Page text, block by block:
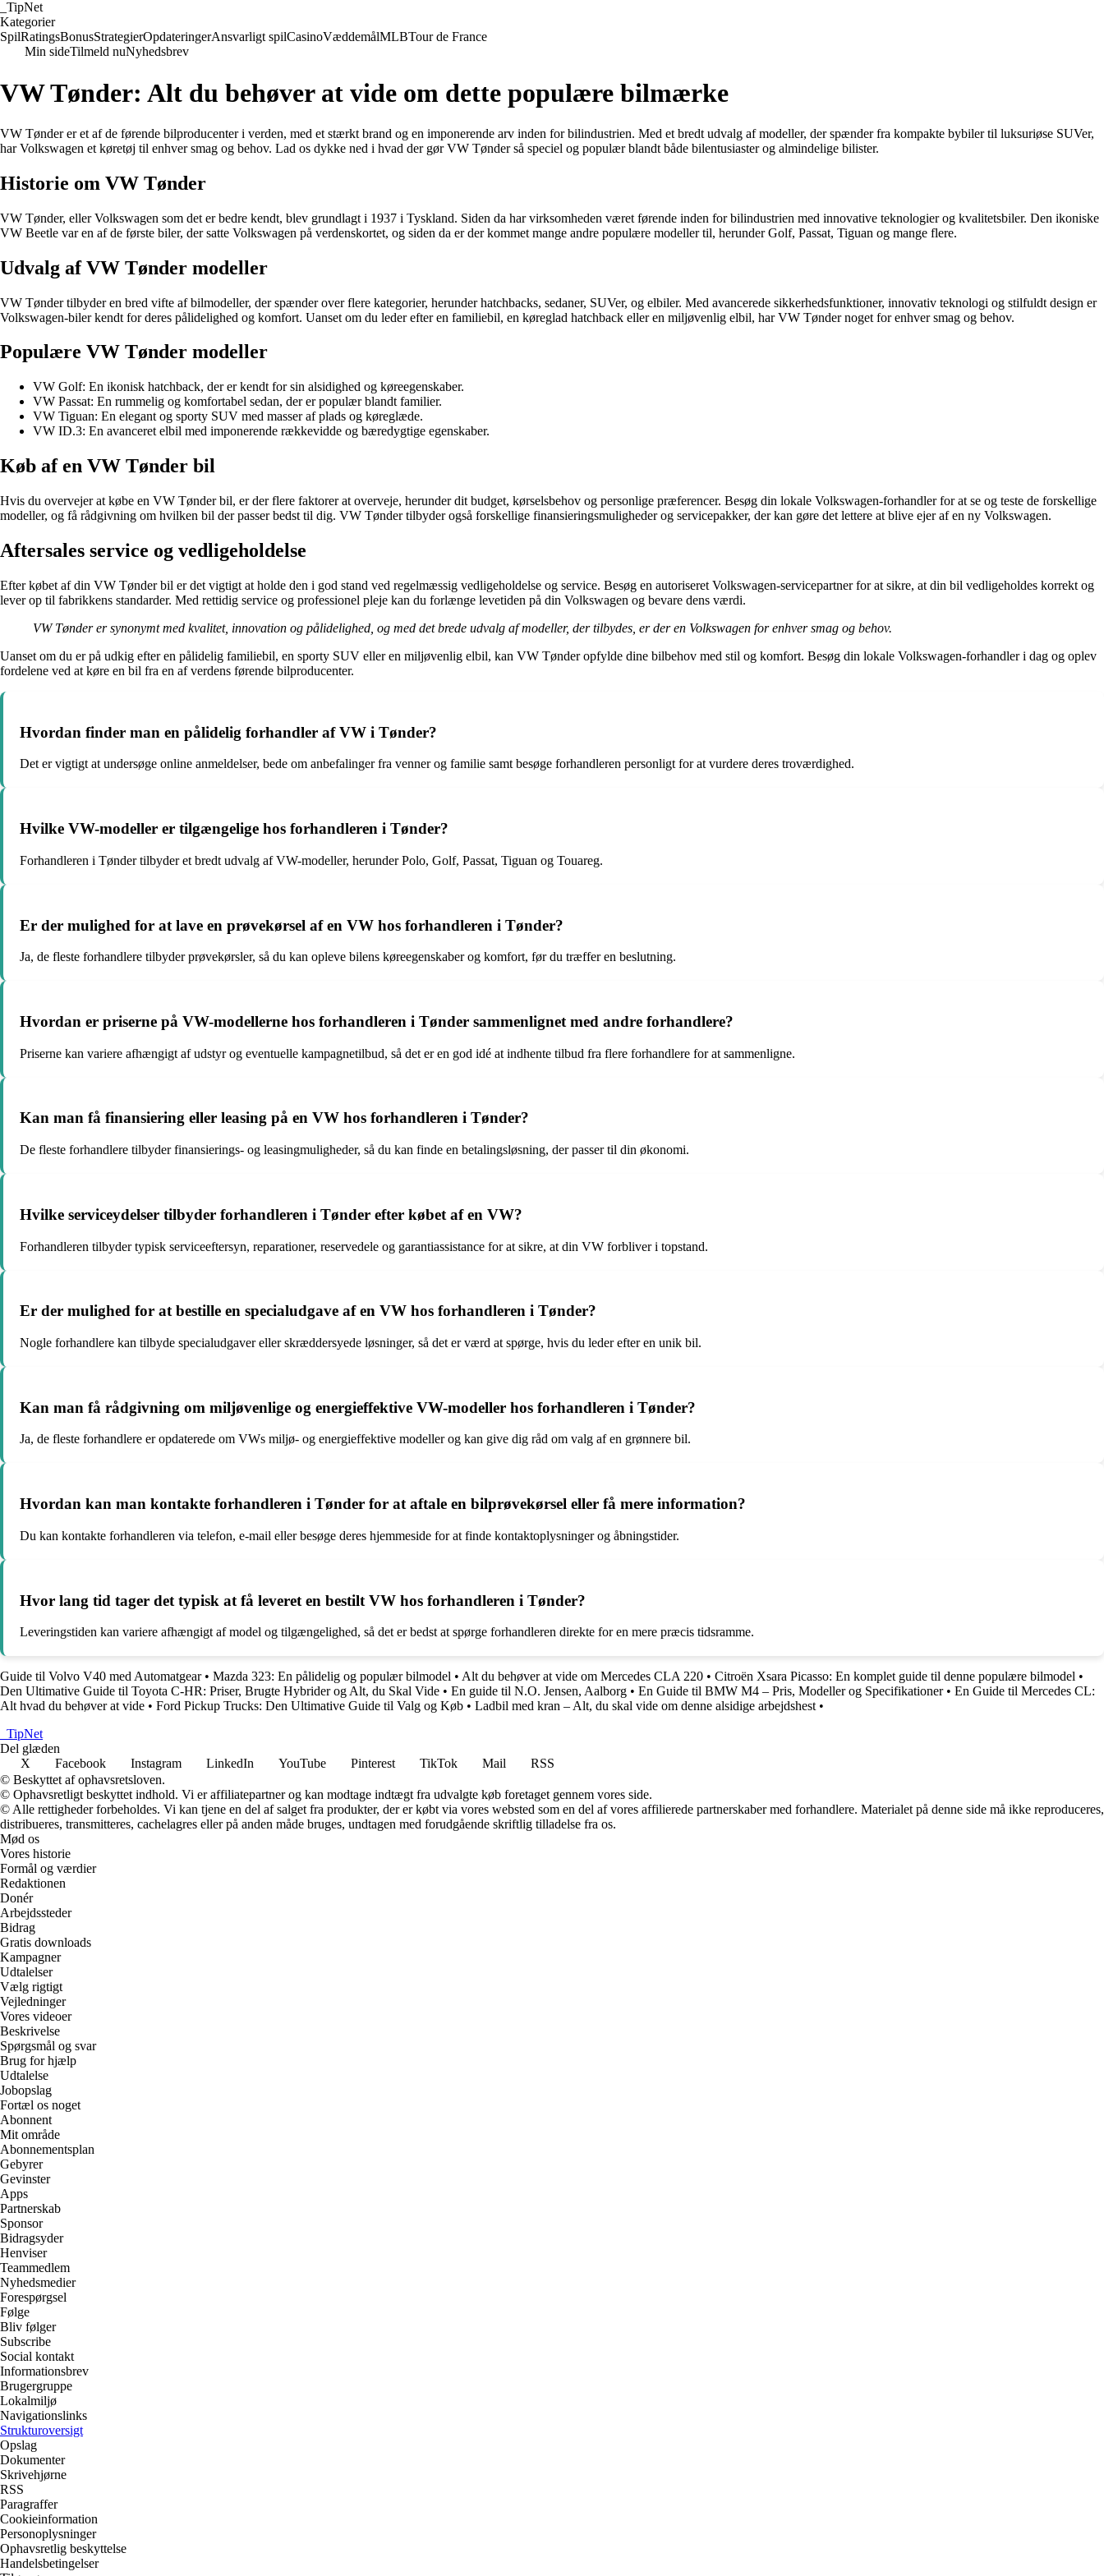
TipNet
Kategorier
SpilRatingsBonusStrategierOpdateringerAnsvarligt spilCasinoVæddemålMLBTour de France
Min sideTilmeld nuNyhedsbrev
VW Tønder: Alt du behøver at vide om dette populære bilmærke
VW Tønder er et af de førende bilproducenter i verden, med et stærkt brand og en imponerende arv inden for bilindustrien. Med et bredt udvalg af modeller, der spænder fra kompakte bybiler til luksuriøse SUVer,
har Volkswagen et køretøj til enhver smag og behov. Lad os dykke ned i hvad der gør VW Tønder så speciel og populær blandt både bilentusiaster og almindelige bilister.
Historie om VW Tønder
VW Tønder, eller Volkswagen som det er bedre kendt, blev grundlagt i 1937 i Tyskland. Siden da har virksomheden været førende inden for bilindustrien med innovative teknologier og kvalitetsbiler. Den ikoniske
VW Beetle var en af de første biler, der satte Volkswagen på verdenskortet, og siden da er der kommet mange andre populære modeller til, herunder Golf, Passat, Tiguan og mange flere.
Udvalg af VW Tønder modeller
VW Tønder tilbyder en bred vifte af bilmodeller, der spænder over flere kategorier, herunder hatchbacks, sedaner, SUVer, og elbiler. Med avancerede sikkerhedsfunktioner, innovativ teknologi og stilfuldt design er
Volkswagen-biler kendt for deres pålidelighed og komfort. Uanset om du leder efter en familiebil, en køreglad hatchback eller en miljøvenlig elbil, har VW Tønder noget for enhver smag og behov.
Populære VW Tønder modeller
VW Golf: En ikonisk hatchback, der er kendt for sin alsidighed og køreegenskaber.
VW Passat: En rummelig og komfortabel sedan, der er populær blandt familier.
VW Tiguan: En elegant og sporty SUV med masser af plads og køreglæde.
VW ID.3: En avanceret elbil med imponerende rækkevidde og bæredygtige egenskaber.
Køb af en VW Tønder bil
Hvis du overvejer at købe en VW Tønder bil, er der flere faktorer at overveje, herunder dit budget, kørselsbehov og personlige præferencer. Besøg din lokale Volkswagen-forhandler for at se og teste de forskellige
modeller, og få rådgivning om hvilken bil der passer bedst til dig. VW Tønder tilbyder også forskellige finansieringsmuligheder og servicepakker, der kan gøre det lettere at blive ejer af en ny Volkswagen.
Aftersales service og vedligeholdelse
Efter købet af din VW Tønder bil er det vigtigt at holde den i god stand ved regelmæssig vedligeholdelse og service. Besøg en autoriseret Volkswagen-servicepartner for at sikre, at din bil vedligeholdes korrekt og
lever op til fabrikkens standarder. Med rettidig service og professionel pleje kan du forlænge levetiden på din Volkswagen og bevare dens værdi.
VW Tønder er synonymt med kvalitet, innovation og pålidelighed, og med det brede udvalg af modeller, der tilbydes, er der en Volkswagen for enhver smag og behov.
Uanset om du er på udkig efter en pålidelig familiebil, en sporty SUV eller en miljøvenlig elbil, kan VW Tønder opfylde dine bilbehov med stil og komfort. Besøg din lokale Volkswagen-forhandler i dag og oplev
fordelene ved at køre en bil fra en af verdens førende bilproducenter.
Hvordan finder man en pålidelig forhandler af VW i Tønder?
Det er vigtigt at undersøge online anmeldelser, bede om anbefalinger fra venner og familie samt besøge forhandleren personligt for at vurdere deres troværdighed.
Hvilke VW-modeller er tilgængelige hos forhandleren i Tønder?
Forhandleren i Tønder tilbyder et bredt udvalg af VW-modeller, herunder Polo, Golf, Passat, Tiguan og Touareg.
Er der mulighed for at lave en prøvekørsel af en VW hos forhandleren i Tønder?
Ja, de fleste forhandlere tilbyder prøvekørsler, så du kan opleve bilens køreegenskaber og komfort, før du træffer en beslutning.
Hvordan er priserne på VW-modellerne hos forhandleren i Tønder sammenlignet med andre forhandlere?
Priserne kan variere afhængigt af udstyr og eventuelle kampagnetilbud, så det er en god idé at indhente tilbud fra flere forhandlere for at sammenligne.
Kan man få finansiering eller leasing på en VW hos forhandleren i Tønder?
De fleste forhandlere tilbyder finansierings- og leasingmuligheder, så du kan finde en betalingsløsning, der passer til din økonomi.
Hvilke serviceydelser tilbyder forhandleren i Tønder efter købet af en VW?
Forhandleren tilbyder typisk serviceeftersyn, reparationer, reservedele og garantiassistance for at sikre, at din VW forbliver i topstand.
Er der mulighed for at bestille en specialudgave af en VW hos forhandleren i Tønder?
Nogle forhandlere kan tilbyde specialudgaver eller skræddersyede løsninger, så det er værd at spørge, hvis du leder efter en unik bil.
Kan man få rådgivning om miljøvenlige og energieffektive VW-modeller hos forhandleren i Tønder?
Ja, de fleste forhandlere er opdaterede om VWs miljø- og energieffektive modeller og kan give dig råd om valg af en grønnere bil.
Hvordan kan man kontakte forhandleren i Tønder for at aftale en bilprøvekørsel eller få mere information?
Du kan kontakte forhandleren via telefon, e-mail eller besøge deres hjemmeside for at finde kontaktoplysninger og åbningstider.
Hvor lang tid tager det typisk at få leveret en bestilt VW hos forhandleren i Tønder?
Leveringstiden kan variere afhængigt af model og tilgængelighed, så det er bedst at spørge forhandleren direkte for en mere præcis tidsramme.
Guide til Volvo V40 med Automatgear• Mazda 323: En pålidelig og populær bilmodel • Alt du behøver at vide om Mercedes CLA 220 • Citroën Xsara Picasso: En komplet guide til denne populære bilmodel •
Den Ultimative Guide til Toyota C-HR: Priser, Brugte Hybrider og Alt, du Skal Vide • En guide til N.O. Jensen, Aalborg • En Guide til BMW M4 – Pris, Modeller og Specifikationer• En Guide til Mercedes CL:
Alt hvad du behøver at vide • Ford Pickup Trucks: Den Ultimative Guide til Valg og Køb • Ladbil med kran – Alt, du skal vide om denne alsidige arbejdshest •
TipNet
Del glæden
X
Facebook Instagram LinkedIn YouTube Pinterest TikTok Mail
RSS
© Beskyttet af ophavsretsloven.
© Ophavsretligt beskyttet indhold. Vi er affiliatepartner og kan modtage indtægt fra udvalgte køb foretaget gennem vores side.
© Alle rettigheder forbeholdes. Vi kan tjene en del af salget fra produkter, der er købt via vores websted som en del af vores affilierede partnerskaber med forhandlere. Materialet på denne side må ikke reproduceres,
distribueres, transmitteres, cachelagres eller på anden måde bruges, undtagen med forudgående skriftlig tilladelse fra os.
Mød os
Vores historie
Formål og værdier
Redaktionen
Donér
Arbejdssteder
Bidrag
Gratis downloads
Kampagner
Udtalelser
Vælg rigtigt
Vejledninger
Vores videoer
Beskrivelse
Spørgsmål og svar
Brug for hjælp
Udtalelse
Jobopslag
Fortæl os noget
Abonnent
Mit område
Abonnementsplan
Gebyrer
Gevinster
Apps
Partnerskab
Sponsor
Bidragsyder
Henviser
Teammedlem
Nyhedsmedier
Forespørgsel
Følge
Bliv følger
Subscribe
Social kontakt
Informationsbrev
Brugergruppe
Lokalmiljø
Navigationslinks
Strukturoversigt
Opslag
Dokumenter
Skrivehjørne
RSS
Paragraffer
Cookieinformation
Personoplysninger
Ophavsretlig beskyttelse
Handelsbetingelser